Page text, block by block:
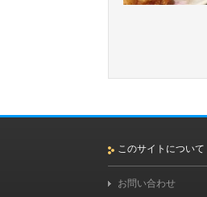
このサイトについて
お問い合わせ